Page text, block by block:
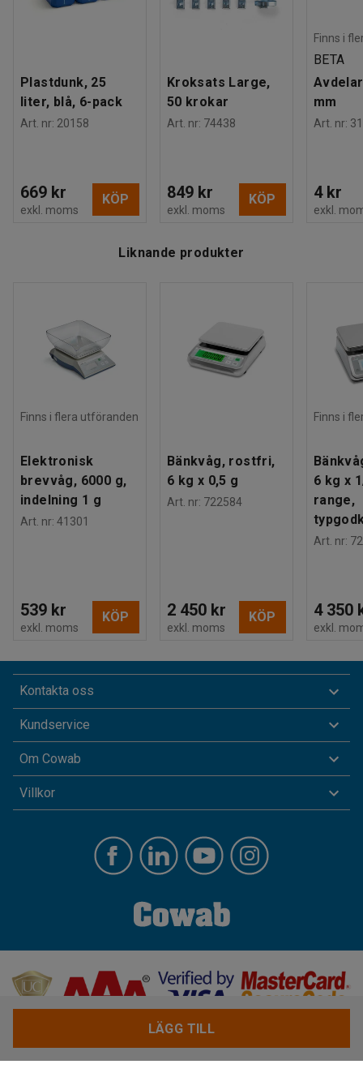
Plastdunk, 25
liter, blå, 6-pack
Art. nr: 20158
669 kr
exkl. moms
KÖP
Kroksats Large,
50 krokar
Art. nr: 74438
849 kr
exkl. moms
KÖP
Finns i
BETA
mm
Art. nr:
4 kr
exkl.
Liknande produkter
Finns i flera utföranden
Elektronisk
brevvåg, 6000 g,
indelning 1 g
Art. nr: 41301
539 kr
exkl. moms
KÖP
Bänkvåg, rostfri,
6 kg x 0,5 g
Art. nr: 722584
2 450 kr
exkl. moms
KÖP
Finns i
6 kg x
range,
Art. nr:
4 350
exkl.
Kontakta oss
Kundservice
Om Cowab
Villkor
LÄGG TILL